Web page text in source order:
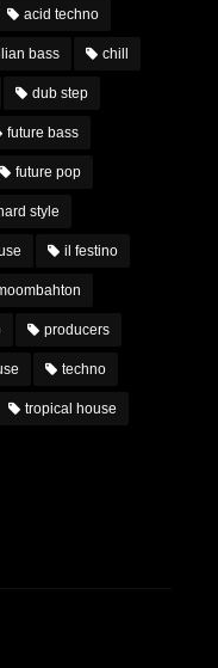
acid techno
bass chill
dub step
future bass
future pop
hard style
il festino
producers
techno
tropical house